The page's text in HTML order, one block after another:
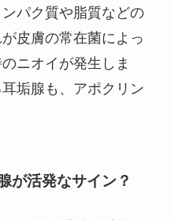
パク質や脂質などの
皮膚の常在菌によっ
ニオイが発生しま
垢腺も、アポクリン
が活発なサイン？